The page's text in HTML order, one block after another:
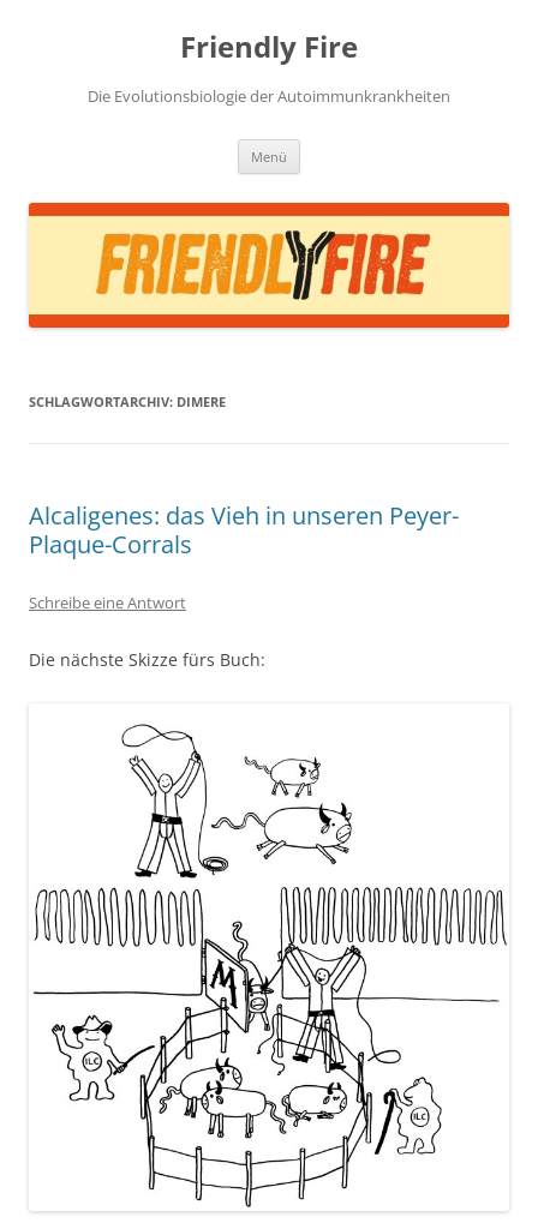
Friendly Fire
Die Evolutionsbiologie der Autoimmunkrankheiten
Menü
SCHLAGWORTARCHIV: DIMERE
Alcaligenes: das Vieh in unseren Peyer-
Plaque-Corrals
Schreibe eine Antwort
Die nächste Skizze fürs Buch: